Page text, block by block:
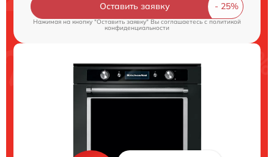
Оставить заявку
Нажимая на кнопку "Оставить заявку" Вы соглашаетесь cполитикой
конфиденциальности